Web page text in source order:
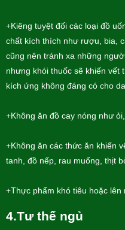
+Kiêng tuyệt đối các loại đồ
chất kích thích như rượu, bia,
cũng nên tránh xa những
nhưng khói thuốc sẽ khiến vết
kích ứng không đáng có cho da.
+Không ăn đồ cay nóng như
+Không ăn các thức ăn khiến
tanh, đồ nếp, rau muống, thịt
+Thực phẩm khó tiêu hoặc
4.Tư thế ngủ